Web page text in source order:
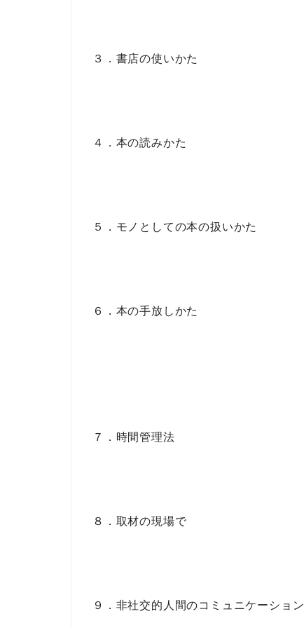
３．書店の使いかた
４．本の読みかた
５．モノとしての本の扱いかた
６．本の手放しかた
７．時間管理法
８．取材の現場で
９．非社交的人間のコミュニケーション